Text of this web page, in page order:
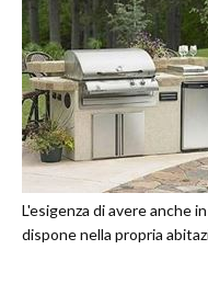
L'esigenza di avere anche
dispone nella propria